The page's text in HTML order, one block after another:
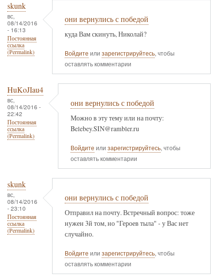
skunk
вс,
08/14/2016
- 16:13
Постоянная
ссылка
(Permalink)
они вернулись с победой
куда Вам скинуть, Николай?
Войдите или зарегистрируйтесь, чтобы
оставлять комментарии
HuKoJIau4
вс,
08/14/2016 -
22:42
Постоянная
ссылка
(Permalink)
они вернулись с победой
Можно в эту тему или на почту:
Belebey.SIN@rambler.ru
Войдите или зарегистрируйтесь, чтобы
оставлять комментарии
skunk
вс,
08/14/2016
- 23:10
Постоянная
ссылка
(Permalink)
они вернулись с победой
Отправил на почту. Встречный вопрос: тоже
нужен 3й том, но "Героев тыла" - у Вас нет
случайно.
Войдите или зарегистрируйтесь, чтобы
оставлять комментарии